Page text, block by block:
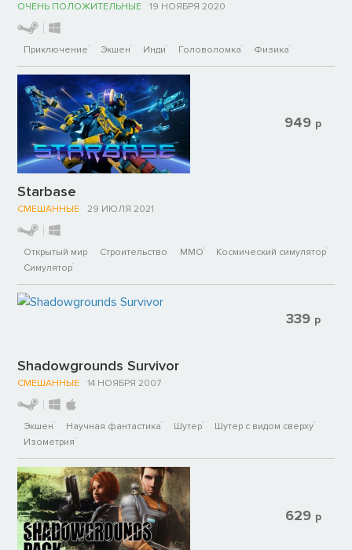
ОЧЕНЬ ПОЛОЖИТЕЛЬНЫЕ 19 НОЯБРЯ 2020
Приключение Экшен Инди Головоломка Физика
Starbase
СМЕШАННЫЕ 29 ИЮЛЯ 2021
Открытый мир Строительство ММО
Космический симулятор
Симулятор
949 р
Shadowgrounds Survivor
СМЕШАННЫЕ 14 НОЯБРЯ 2007
Экшен Научная фантастика Шутер
Шутер с видом сверху
Изометрия
339 р
629 р